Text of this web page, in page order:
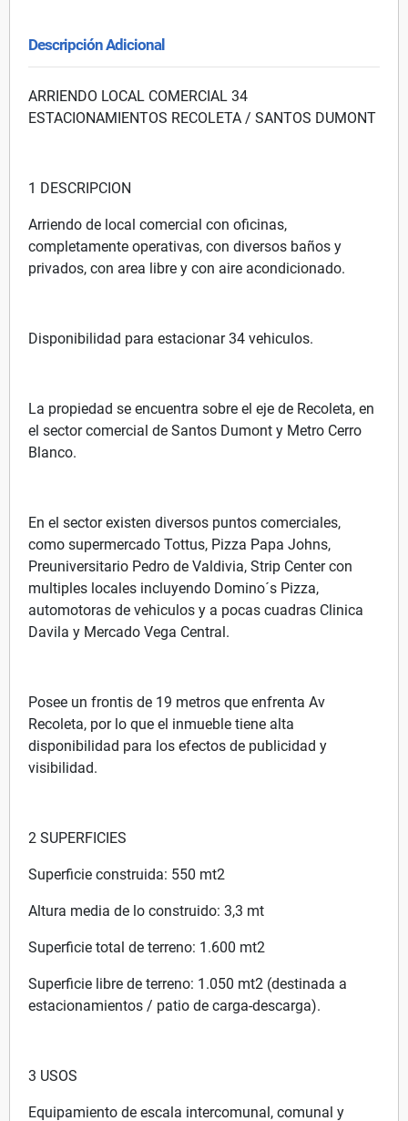
Descripción Adicional
ARRIENDO LOCAL COMERCIAL 34
ESTACIONAMIENTOS RECOLETA / SANTOS DUMONT
1 DESCRIPCION
Arriendo de local comercial con oficinas,
completamente operativas, con diversos baños y
privados, con area libre y con aire acondicionado.
Disponibilidad para estacionar 34 vehiculos.
La propiedad se encuentra sobre el eje de Recoleta, en
el sector comercial de Santos Dumont y Metro Cerro
Blanco.
En el sector existen diversos puntos comerciales,
como supermercado Tottus, Pizza Papa Johns,
Preuniversitario Pedro de Valdivia, Strip Center con
multiples locales incluyendo Domino´s Pizza,
automotoras de vehiculos y a pocas cuadras Clinica
Davila y Mercado Vega Central.
Posee un frontis de 19 metros que enfrenta Av
Recoleta, por lo que el inmueble tiene alta
disponibilidad para los efectos de publicidad y
visibilidad.
2 SUPERFICIES
Superficie construida: 550 mt2
Altura media de lo construido: 3,3 mt
Superficie total de terreno: 1.600 mt2
Superficie libre de terreno: 1.050 mt2 (destinada a
estacionamientos / patio de carga-descarga).
3 USOS
Equipamiento de escala intercomunal, comunal y